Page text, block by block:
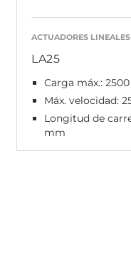
ACTUADORES LINEALES
LA25
Carga máx.:
Máx. velocidad:
Longitud de
mm